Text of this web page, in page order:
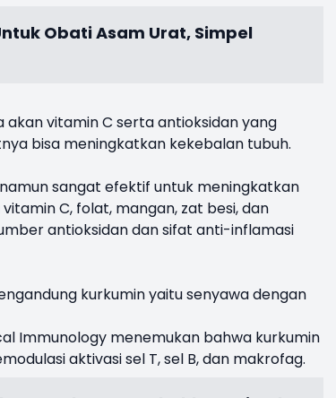
Obati Asam Urat, Simpel
akan vitamin C serta antioksidan yang
bisa meningkatkan kekebalan tubuh.
sangat efektif untuk meningkatkan
C, folat, mangan, zat besi, dan
antioksidan dan sifat anti-inflamasi
kurkumin yaitu senyawa dengan
Immunology menemukan bahwa kurkumin
aktivasi sel T, sel B, dan makrofag.